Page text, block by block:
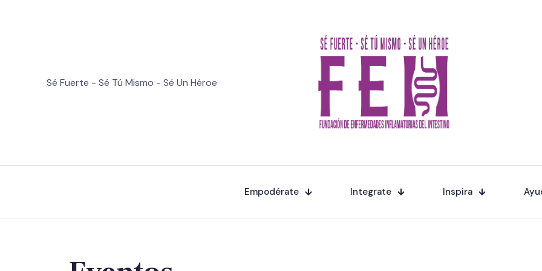
Sé Fuerte - Sé Tú Mismo - Sé Un Héroe
Empodérate Integrate Inspira